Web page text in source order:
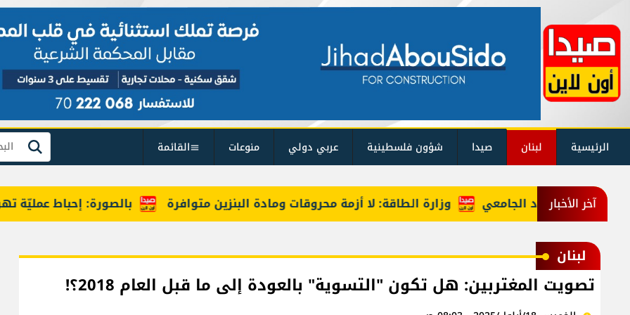
الرئيسية لبنان صيدا شؤون فلسطينية عربي دولي منوعات القائمة بحث
آخر الأخبار بالصورة: إحباط عمليّة وزارة الطاقة: لا أزمة محروقات ومادة البنزين متوافرة
لبنان
تصويت المغتربين: هل تكون "التسوية" بالعودة إلى ما قبل العام 2018؟!